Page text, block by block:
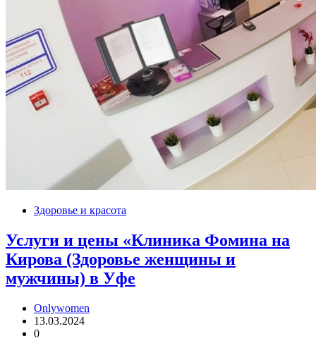
Здоровье и красота
Услуги и цены «Клиника Фомина на
Кирова (Здоровье женщины и
мужчины) в Уфе
Onlywomen
13.03.2024
0